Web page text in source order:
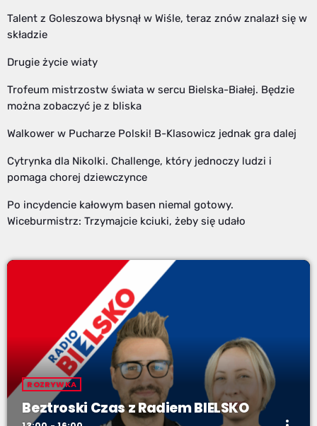
Talent z Goleszowa błysnął w Wiśle, teraz znów znalazł się w
składzie
Drugie życie wiaty
Trofeum mistrzostw świata w sercu Bielska-Białej. Będzie
można zobaczyć je z bliska
Walkower w Pucharze Polski! B-Klasowicz jednak gra dalej
Cytrynka dla Nikolki. Challenge, który jednoczy ludzi i
pomaga chorej dziewczynce
Po incydencie kałowym basen niemal gotowy.
Wiceburmistrz: Trzymajcie kciuki, żeby się udało
ROZRYWKA
Beztroski Czas z Radiem BIELSKO